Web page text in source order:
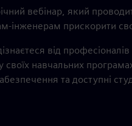
вебінар, який
інженерам прискорити
від
своїх навчальних
та доступні